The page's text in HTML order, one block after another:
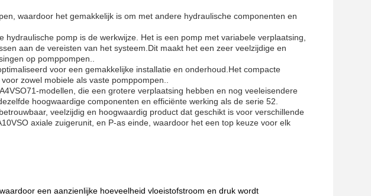
waardoor het gemakkelijk is om met andere hydraulische componenten en
pomp is de werkwijze. Het is een pomp met variabele verplaatsing,
aan de vereisten van het systeem.Dit maakt het een zeer veelzijdige en
op pomppompen..
voor een gemakkelijke installatie en onderhoud.Het compacte
zowel mobiele als vaste pomppompen..
modellen, die een grotere verplaatsing hebben en nog veeleisendere
hoogwaardige componenten en efficiënte werking als de serie 52.
veelzijdig en hoogwaardig product dat geschikt is voor verschillende
axiale zuigerunit, en P-as einde, waardoor het een top keuze voor elk
een aanzienlijke hoeveelheid vloeistofstroom en druk wordt